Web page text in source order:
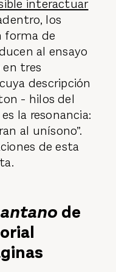
interactuar
los
forma de
al ensayo
tres
descripción
- hilos del
la resonancia:
al unísono”.
de esta
de